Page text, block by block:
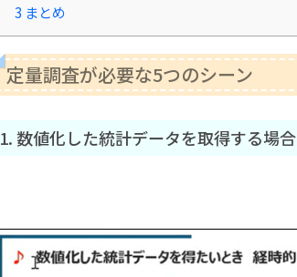
3 まとめ
定量調査が必要な5つのシーン
1. 数値化した統計データを取得する場合